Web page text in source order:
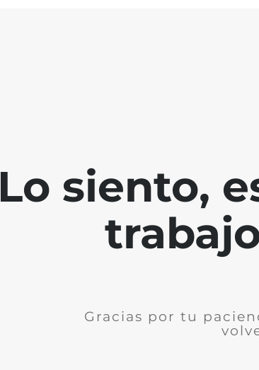
Lo siento,
Gracias por tu